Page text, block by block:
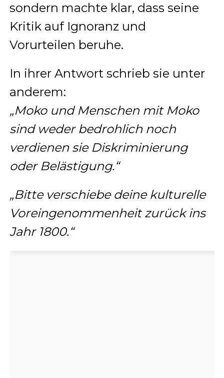
sondern machte klar, dass seine
Kritik auf Ignoranz und
Vorurteilen beruhe.
In ihrer Antwort schrieb sie unter
anderem:
„Moko und Menschen mit Moko
sind weder bedrohlich noch
verdienen sie Diskriminierung
oder Belästigung.“
„Bitte verschiebe deine kulturelle
Voreingenommenheit zurück ins
Jahr 1800.“